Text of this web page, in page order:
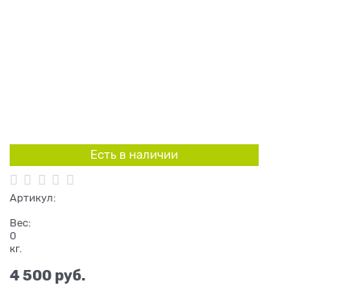
Есть в наличии
Артикул:
Вес:
0
кг.
4 500 руб.